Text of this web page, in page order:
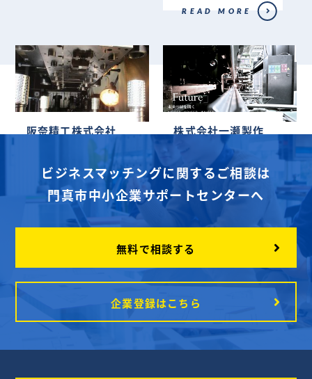
READ MORE
阪奈精工株式会社
大型の順送金型はお任
せ下さい
他社製作金型の修理、
改造...
READ MORE
株式会社一瀬製作
確立された生産管理体
制でお客様のニーズや
納期への対応を弊社匠
達が実現...
READ MORE
ビジネスマッチングに関するご相談は
門真市中小企業サポートセンターへ
無料で相談する
企業登録はこちら